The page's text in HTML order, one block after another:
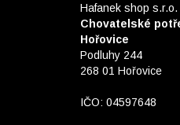
Hafanek shop s.r.o.
Chovatelské
Hořovice
Podluhy 244
268 01 Hořovice
IČO: 04597648